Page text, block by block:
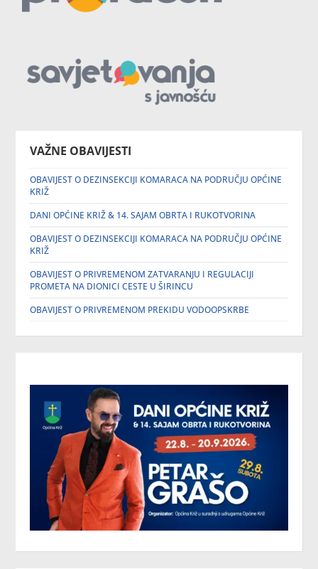
VAŽNE OBAVIJESTI
OBAVIJEST O DEZINSEKCIJI KOMARACA NA PODRUČJU OPĆINE
KRIŽ
DANI OPĆINE KRIŽ & 14. SAJAM OBRTA I RUKOTVORINA
OBAVIJEST O DEZINSEKCIJI KOMARACA NA PODRUČJU OPĆINE
KRIŽ
OBAVIJEST O PRIVREMENOM ZATVARANJU I REGULACIJI
PROMETA NA DIONICI CESTE U ŠIRINCU
OBAVIJEST O PRIVREMENOM PREKIDU VODOOPSKRBE